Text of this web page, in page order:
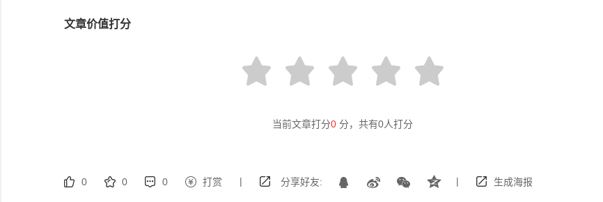
文章价值打分
当前文章打分0 分，共有0人打分
0 0 0 打赏 | 分享好友: | 生成海报